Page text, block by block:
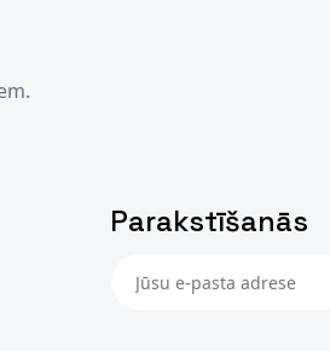
Parakstīšanās